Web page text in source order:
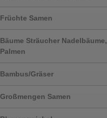
Früchte Samen
Bäume Sträucher Nadelbäume,
Palmen
Bambus/Gräser
Großmengen Samen